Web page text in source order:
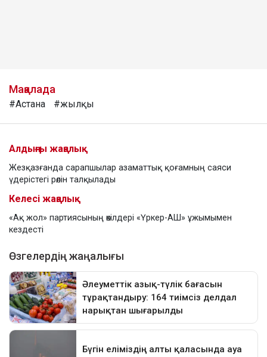
Мақалада
#Астана #жылқы
Алдыңғы жаңалық
Жезқазғанда сарапшылар азаматтық қоғамның саяси
үдерістегі рөлін талқылады
Келесі жаңалық
«Ақ жол» партиясының өкілдері «Үркер-АШ» ұжымымен
кездесті